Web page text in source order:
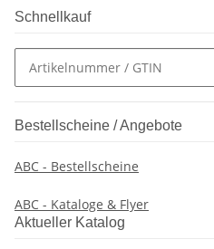
Schnellkauf
Bestellscheine / Angebote
ABC - Bestellscheine
ABC - Kataloge & Flyer
Aktueller Katalog